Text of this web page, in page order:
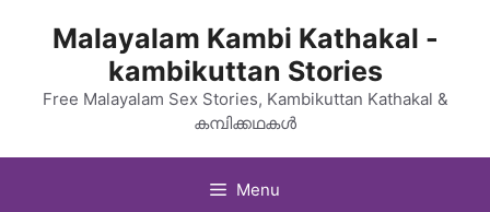
Malayalam Kambi Kathakal -
kambikuttan Stories
Free Malayalam Sex Stories, Kambikuttan Kathakal &
കമ്പിക്കഥകൾ
Menu